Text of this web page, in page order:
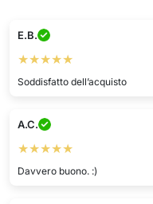
E.B.
★★★★★
Soddisfatto dell’acquisto
A.C.
★★★★★
Davvero buono. :)